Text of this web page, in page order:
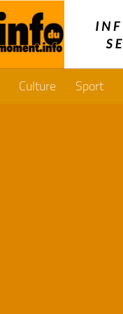
Culture Sport